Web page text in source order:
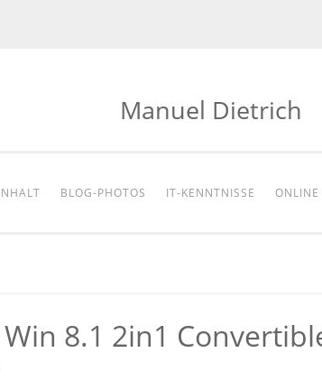
Manuel Dietrich
BLOG-PHOTOS IT-KENNTNISSE ONLINE
8.1 2in1